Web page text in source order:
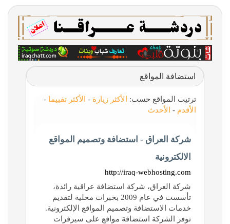
استضافة المواقع
ترتيب المواقع حسب: الأكثر زيارة - الأكثر تقييما -
الأقدم - الأحدث
شركة العراق - استضافة وتصميم المواقع
الالكترونية
http://iraq-webhosting.com
شركة العراق، شركة استضافة عراقية رائدة،
تأسست في عام 2009 بخبرات محلية لتقديم
خدمات الاستضافة وتصميم المواقع الإلكترونية.
توفر الشركة استضافة مواقع على سيرفرات